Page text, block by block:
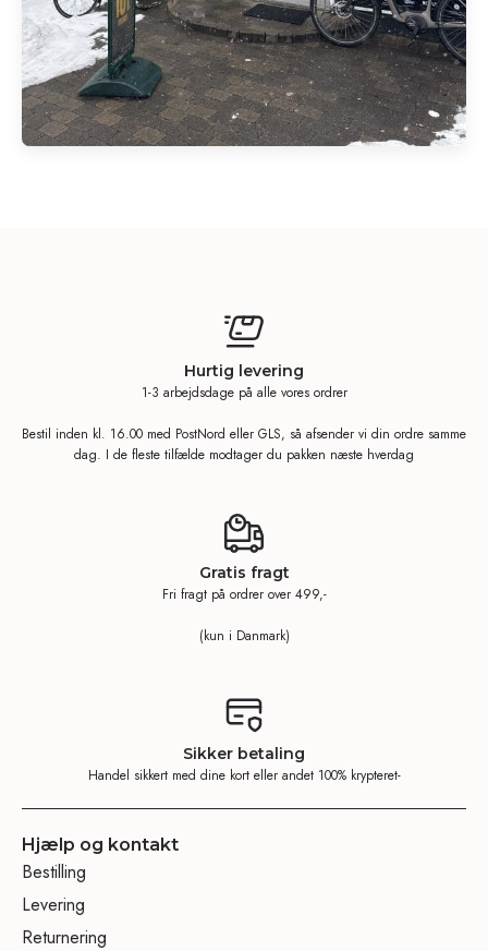
Hurtig levering
1-3 arbejdsdage på alle vores ordrer
Bestil inden kl. 16.00 med PostNord eller GLS, så afsender vi din ordre samme
dag. I de fleste tilfælde modtager du pakken næste hverdag
Gratis fragt
Fri fragt på ordrer over 499,-
(kun i Danmark)
Sikker betaling
Handel sikkert med dine kort eller andet 100% krypteret-
Hjælp og kontakt
Bestilling
Levering
Returnering